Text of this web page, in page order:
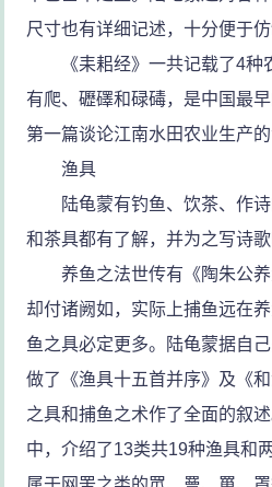
尺寸也有详细记述，十分便于仿
《耒耜经》一共记载了4种
有爬、礰礋和碌碡，是中国最
第一篇谈论江南水田农业生产的
渔具
陆龟蒙有钓鱼、饮茶、作诗
和茶具都有了解，并为之写诗歌
养鱼之法世传有《陶朱公养
却付诸阙如，实际上捕鱼远在
鱼之具必定更多。陆龟蒙据自
做了《渔具十五首并序》及《
之具和捕鱼之术作了全面的叙
中，介绍了13类共19种渔具和